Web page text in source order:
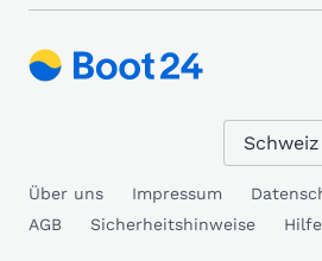
Über uns Impressum
AGB
Sicherheitshinweise Hilfe